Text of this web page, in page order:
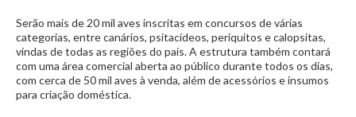
Serão mais de 20 mil aves inscritas em concursos de várias
categorias, entre canários, psitacídeos, periquitos e calopsitas,
vindas de todas as regiões do país. A estrutura também contará
com uma área comercial aberta ao público durante todos os dias,
com cerca de 50 mil aves à venda, além de acessórios e insumos
para criação doméstica.